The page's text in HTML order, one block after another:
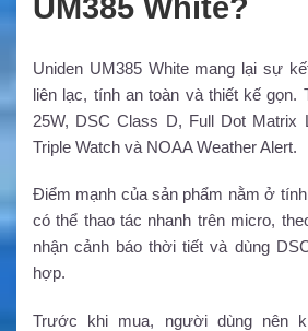
UM385 White?
Uniden UM385 White mang lại sự
liên lạc, tính an toàn và thiết kế gọn.
25W, DSC Class D, Full Dot Matrix
Triple Watch và NOAA Weather Alert.
Điểm mạnh của sản phẩm nằm ở
có thể thao tác nhanh trên micro,
nhận cảnh báo thời tiết và dùng
hợp.
Trước khi mua, người dùng nên